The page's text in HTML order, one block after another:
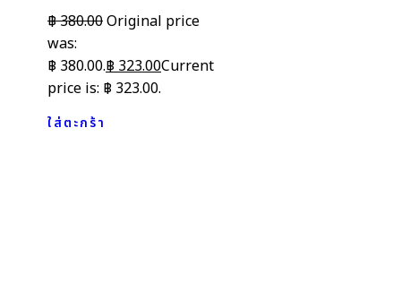
฿380.00Original price
was:
฿ 380.00.฿323.00Current
price is: ฿ 323.00.
ใส่ตะกร้า